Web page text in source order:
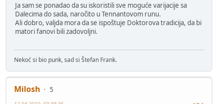
Ja sam se ponadao da su iskoristili sve moguće varijacije sa
Dalecima do sada, naročito u Tennantovom runu.
Ali dobro, valjda mora da se ispoštuje Doktorova tradicija, da bi
matori fanovi bili zadovoljni.
Nekoć si bio punk, sad si Štefan Frank.
Milosh
5